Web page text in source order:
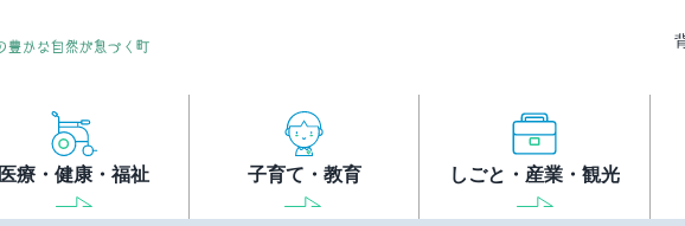
医療・健康・福祉 子育て・教育 しごと・産業・観光